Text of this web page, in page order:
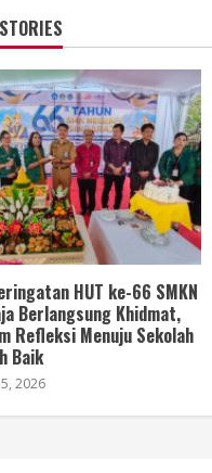
HUT ke-66 SMKN
Berlangsung Khidmat,
Refleksi Menuju Sekolah
Baik
2026